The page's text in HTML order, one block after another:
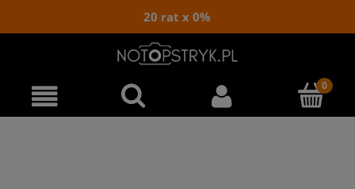
20 rat x 0%